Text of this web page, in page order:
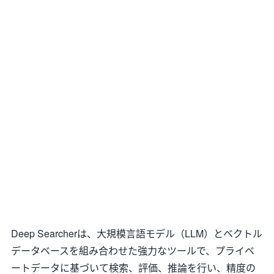
Deep Searcherは、大規模言語モデル（LLM）とベクトル
データベースを組み合わせた強力なツールで、プライベ
ートデータに基づいて検索、評価、推論を行い、精度の